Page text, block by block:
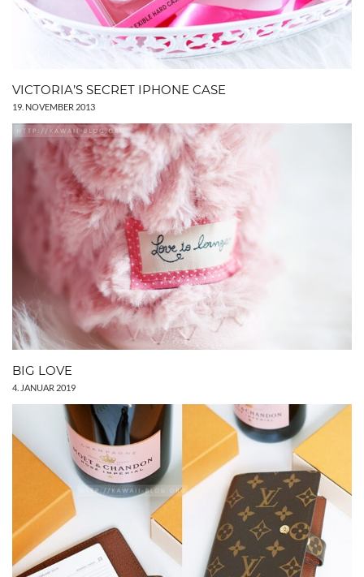
VICTORIA’S SECRET IPHONE CASE
19. NOVEMBER 2013
BIG LOVE
4. JANUAR 2019